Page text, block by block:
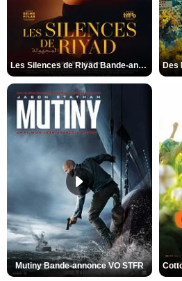
Les Silences de Riyad Bande-annonce VO STFR
Mutiny Bande-annonce VO STFR